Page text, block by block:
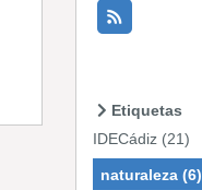
Etiquetas
IDECádiz (21)
naturaleza (6)